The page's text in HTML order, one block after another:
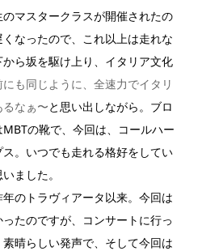
マスタークラスが開催されたの
なったので、これ以上は走れな
ら坂を駆け上り、イタリア文化
も同じように、全速力でイタリ
なぁ〜と思い出しながら。ブロ
の靴で、今回は、コールハー
。いつでも走れる格好をしてい
ました。
のトラヴィアータ以来。今回は
たのですが、コンサートに行っ
晴らしい発声で、そして今回は